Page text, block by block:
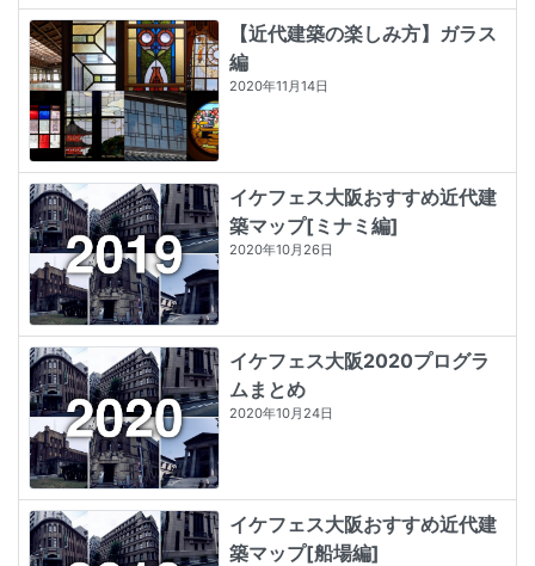
【近代建築の楽しみ方】ガラス
編
2020年11月14日
イケフェス大阪おすすめ近代建
築マップ[ミナミ編]
2020年10月26日
イケフェス大阪2020プログラ
ムまとめ
2020年10月24日
イケフェス大阪おすすめ近代建
築マップ[船場編]